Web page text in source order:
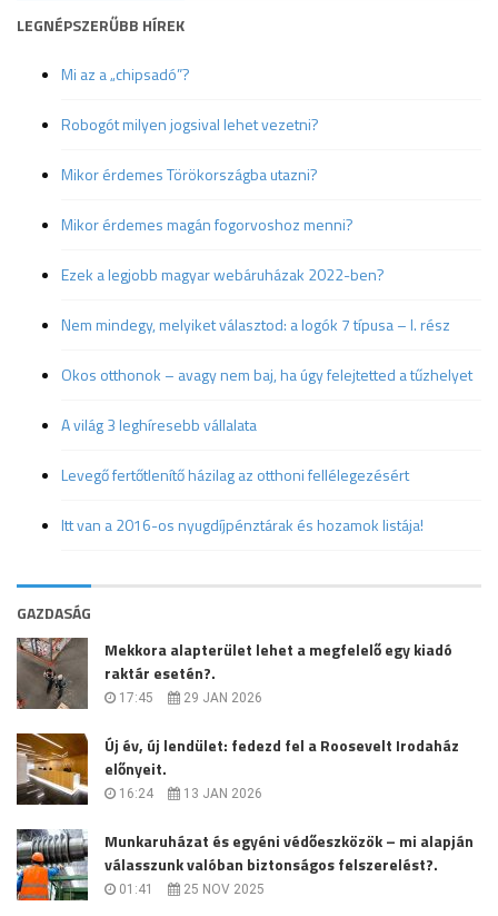
LEGNÉPSZERŰBB HÍREK
Mi az a „chipsadó”?
Robogót milyen jogsival lehet vezetni?
Mikor érdemes Törökországba utazni?
Mikor érdemes magán fogorvoshoz menni?
Ezek a legjobb magyar webáruházak 2022-ben?
Nem mindegy, melyiket választod: a logók 7 típusa – I. rész
Okos otthonok – avagy nem baj, ha úgy felejtetted a tűzhelyet
A világ 3 leghíresebb vállalata
Levegő fertőtlenítő házilag az otthoni fellélegezésért
Itt van a 2016-os nyugdíjpénztárak és hozamok listája!
GAZDASÁG
Mekkora alapterület lehet a megfelelő egy kiadó
raktár esetén?.
17:45 29 JAN 2026
Új év, új lendület: fedezd fel a Roosevelt Irodaház
előnyeit.
16:24 13 JAN 2026
Munkaruházat és egyéni védőeszközök – mi alapján
válasszunk valóban biztonságos felszerelést?.
01:41 25 NOV 2025